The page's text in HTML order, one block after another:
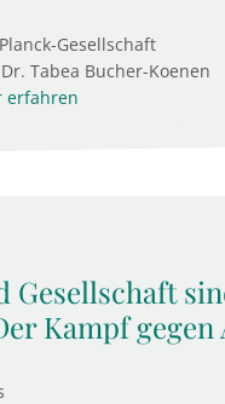
Gesellschaft
Tabea Bucher-Koenen
erfahren
Gesellschaft
Kampf